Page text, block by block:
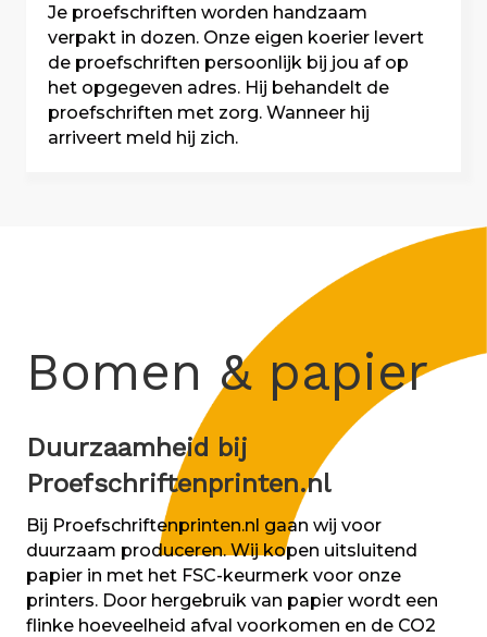
Je proefschriften worden handzaam
verpakt in dozen. Onze eigen koerier levert
de proefschriften persoonlijk bij jou af op
het opgegeven adres. Hij behandelt de
proefschriften met zorg. Wanneer hij
arriveert meld hij zich.
Bomen & papier
Duurzaamheid bij
Proefschriftenprinten.nl
Bij Proefschriftenprinten.nl gaan wij voor
duurzaam produceren. Wij kopen uitsluitend
papier in met het FSC-keurmerk voor onze
printers. Door hergebruik van papier wordt een
flinke hoeveelheid afval voorkomen en de CO2